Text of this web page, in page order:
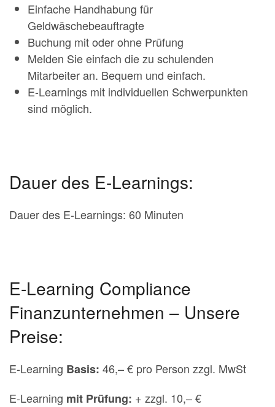
Einfache Handhabung für
Geldwäschebeauftragte
Buchung mit oder ohne Prüfung
Melden Sie einfach die zu schulenden
Mitarbeiter an. Bequem und einfach.
E-Learnings mit individuellen Schwerpunkten
sind möglich.
Dauer des E-Learnings:
Dauer des E-Learnings: 60 Minuten
E-Learning Compliance
Finanzunternehmen – Unsere
Preise:
E-Learning Basis: 46,– € pro Person zzgl. MwSt
E-Learning mit Prüfung: + zzgl. 10,– €